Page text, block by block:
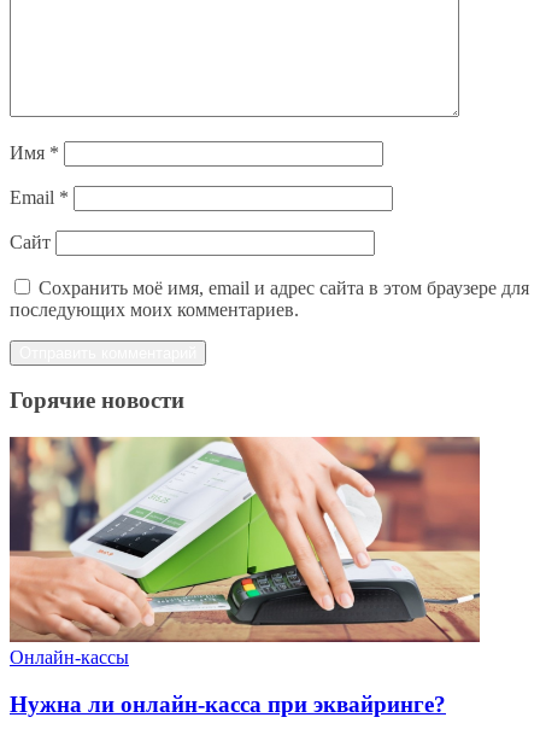
Имя *
Email *
Сайт
Сохранить моё имя, email и адрес сайта в этом браузере для
последующих моих комментариев.
Горячие новости
Онлайн-кассы
Нужна ли онлайн-касса при эквайринге?